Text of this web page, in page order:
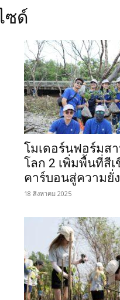
ซด์
โมเดอร์นฟอร์มส
โลก 2 เพิ่มพื้นที่สี
คาร์บอนสู่ความยั่
18 สิงหาคม 2025